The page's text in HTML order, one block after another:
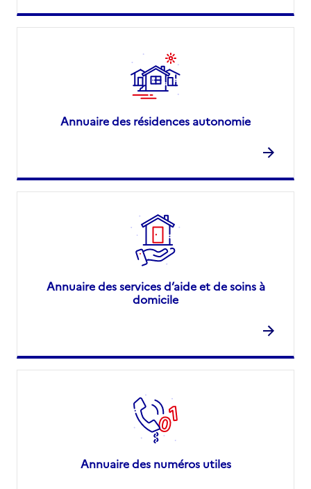
Annuaire des résidences autonomie
Annuaire des services d’aide et de soins à
domicile
Annuaire des numéros utiles